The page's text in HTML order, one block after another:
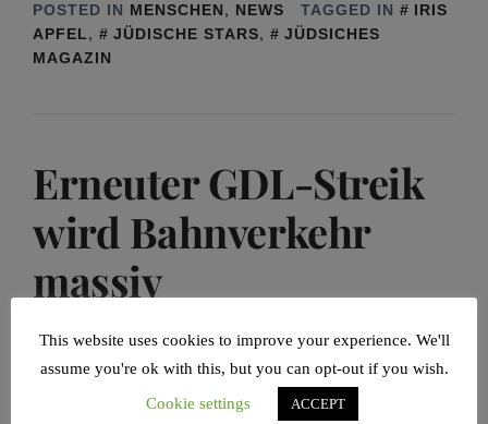
POSTED IN MENSCHEN, NEWS TAGGED IN
IRIS
APFEL, JÜDISCHE STARS,
JÜDSICHES
MAGAZIN
Erneuter GDL-Streik
wird Bahnverkehr
massiv
beeinträchtigen
BYSANDRA A.
This website uses cookies to improve your experience. We'll
assume you're ok with this, but you can opt-out if you wish.
Cookie settings
ACCEPT